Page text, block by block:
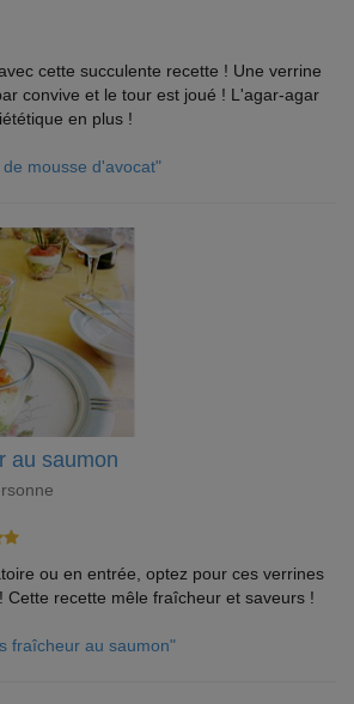
cette succulente recette ! Une verrine
convive et le tour est joué ! L'agar-agar
en plus !
mousse d'avocat"
au saumon
ou en entrée, optez pour ces verrines
Cette recette mêle fraîcheur et saveurs !
fraîcheur au saumon"